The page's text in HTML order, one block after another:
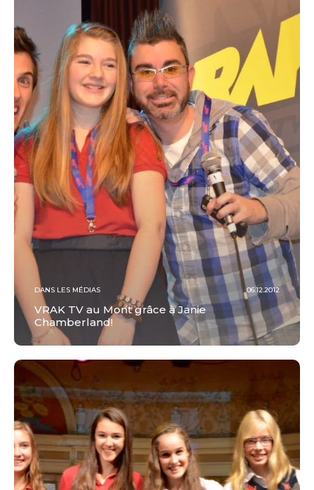
DANS LES MÉDIAS 06.12.2012
VRAK TV au Mont grâce à Janie
Chamberland!